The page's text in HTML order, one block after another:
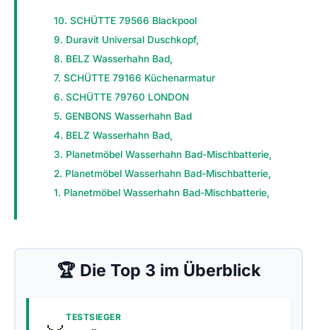
10. SCHÜTTE 79566 Blackpool
9. Duravit Universal Duschkopf,
8. BELZ Wasserhahn Bad,
7. SCHÜTTE 79166 Küchenarmatur
6. SCHÜTTE 79760 LONDON
5. GENBONS Wasserhahn Bad
4. BELZ Wasserhahn Bad,
3. Planetmöbel Wasserhahn Bad-Mischbatterie,
2. Planetmöbel Wasserhahn Bad-Mischbatterie,
1. Planetmöbel Wasserhahn Bad-Mischbatterie,
🏆 Die Top 3 im Überblick
TESTSIEGER